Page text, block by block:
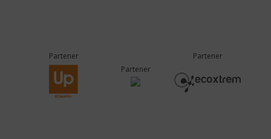
Partener
Partener
Partener